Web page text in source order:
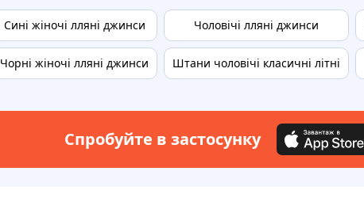
Сині жіночі лляні джинси
Чорні жіночі лляні джинси
Чоловічі лляні джинси
Штани чоловічі класичні літні
Спробуйте в застосунку